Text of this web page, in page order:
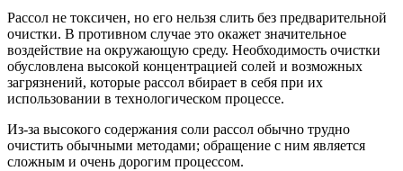
Рассол не токсичен, но его нельзя слить без предварительной
очистки. В противном случае это окажет значительное
воздействие на окружающую среду. Необходимость очистки
обусловлена высокой концентрацией солей и возможных
загрязнений, которые рассол вбирает в себя при их
использовании в технологическом процессе.
Из-за высокого содержания соли рассол обычно трудно
очистить обычными методами; обращение с ним является
сложным и очень дорогим процессом.